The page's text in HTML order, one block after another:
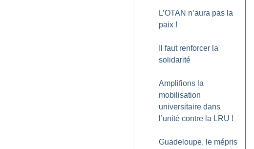
L’OTAN n’aura pas la
paix !
Il faut renforcer la
solidarité
Amplifions la
mobilisation
universitaire dans
l’unité contre la LRU !
Guadeloupe, le mépris